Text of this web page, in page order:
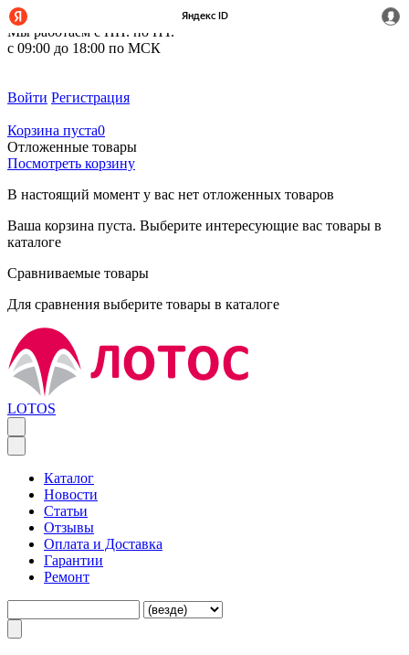
+7 (495) 212-14-37
Мы работаем с ПН. по ПТ.
с 09:00 до 18:00 по МСК
Войти Регистрация
Корзина пуста0
Отложенные товары
Посмотреть корзину
В настоящий момент у вас нет отложенных товаров
Ваша корзина пуста. Выберите интересующие вас товары в
каталоге
Сравниваемые товары
Для сравнения выберите товары в каталоге
LOTOS
Каталог
Новости
Статьи
Отзывы
Оплата и Доставка
Гарантии
Ремонт